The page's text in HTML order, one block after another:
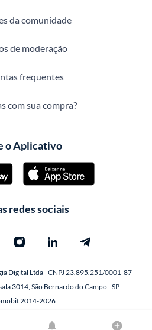
da comunidade
de moderação
frequentes
com sua compra?
o Aplicativo
redes sociais
Digital Ltda - CNPJ 23.895.251/0001-87
3014, São Bernardo do Campo - SP
2014-2026